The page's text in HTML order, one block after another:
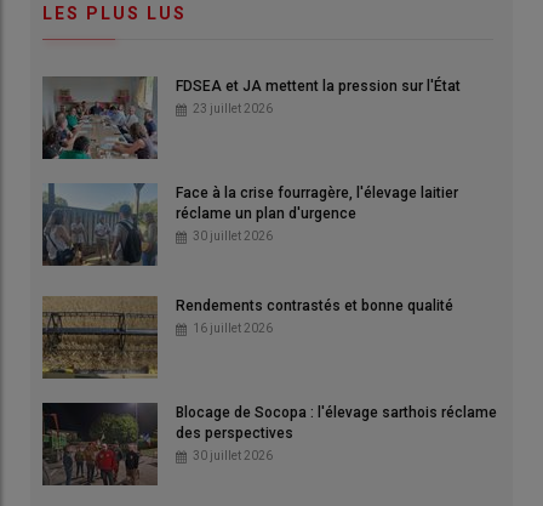
LES PLUS LUS
FDSEA et JA mettent la pression sur l'État
23 juillet 2026
Face à la crise fourragère, l'élevage laitier
réclame un plan d'urgence
30 juillet 2026
Rendements contrastés et bonne qualité
16 juillet 2026
Blocage de Socopa : l'élevage sarthois réclame
des perspectives
30 juillet 2026